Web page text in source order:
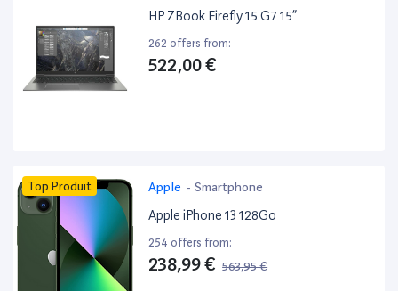
HP ZBook Firefly 15 G7 15”
262 offers from:
522,00 €
Top Produit Apple - Smartphone
Apple iPhone 13 128Go
254 offers from:
238,99 € 563,95 €